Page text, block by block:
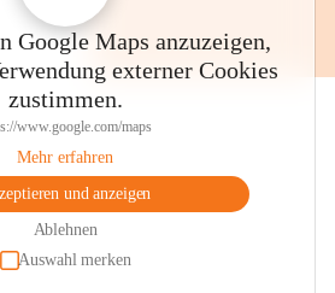
Google Maps anzuzeigen,
externer Cookies
zustimmen.
www.google.com/maps
Mehr erfahren
und anzeigen
Ablehnen
Auswahl merken